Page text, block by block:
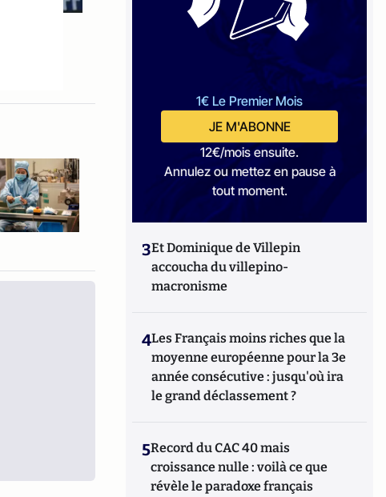
1€ Le Premier Mois
JE M'ABONNE
12€/mois ensuite.
Annulez ou mettez en pause à
tout moment.
3Et Dominique de Villepin
accoucha du villepino-
macronisme
4Les Français moins riches que la
moyenne européenne pour la 3e
année consécutive : jusqu'où ira
le grand déclassement ?
5Record du CAC 40 mais
croissance nulle : voilà ce que
révèle le paradoxe français